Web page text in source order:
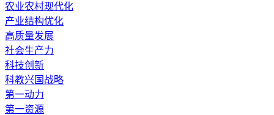
农业农村现代化
产业结构优化
高质量发展
社会生产力
科技创新
科教兴国战略
第一动力
第一资源